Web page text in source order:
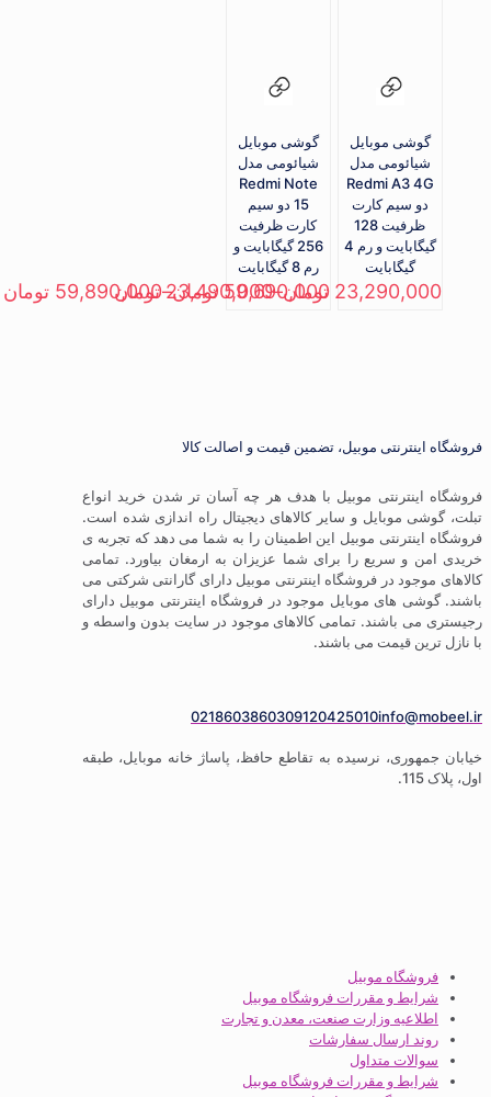
گوشی موبایل
شیائومی مدل
Redmi A3 4G
دو سیم کارت
ظرفیت 128
گیگابایت و رم 4
گیگابایت
23,290,000 تومان–
23,490,000 تومان
گوشی موبایل
شیائومی مدل
Redmi Note
15 دو سيم‌
کارت ظرفیت
256 گیگابایت و
رم 8 گیگابایت
59,690,000 تومان–
59,890,000 تومان
فروشگاه اینترنتی موبیل، تضمین قیمت و اصالت کالا
فروشگاه اینترنتی موبیل با هدف هر چه آسان تر شدن خرید انواع
تبلت، گوشی موبایل و سایر کالاهای دیجیتال راه اندازی شده است.
فروشگاه اینترنتی موبیل این اطمینان را به شما می دهد که تجربه ی
خریدی امن و سریع را برای شما عزیزان به ارمغان بیاورد. تمامی
کالاهای موجود در فروشگاه اینترنتی موبیل دارای گارانتی شرکتی می
باشند. گوشی های موبایل موجود در فروشگاه اینترنتی موبیل دارای
رجیستری می باشند. تمامی کالاهای موجود در سایت بدون واسطه و
با نازل ترین قیمت می باشند.
info@mobeel.ir
09120425010
02186038603
خیابان جمهوری، نرسیده به تقاطع حافظ، پاساژ خانه موبایل، طبقه
اول، پلاک 115.
فروشگاه موبیل
شرایط و مقررات فروشگاه موبیل
اطلاعیه وزارت صنعت، معدن و تجارت
روند ارسال سفارشات
سوالات متداول
شرایط و مقررات فروشگاه موبیل